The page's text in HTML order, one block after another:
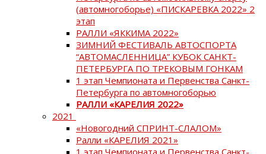
(автомногоборье) «ПИСКАРЕВКА 2022» 2
этап
РАЛЛИ «ЯККИМА 2022»
ЗИМНИЙ ФЕСТИВАЛЬ АВТОСПОРТА
“АВТОМАСЛЕННИЦА” КУБОК САНКТ-
ПЕТЕРБУРГА ПО ТРЕКОВЫМ ГОНКАМ
1 этап Чемпионата и Первенства Санкт-
Петербурга по автомногоборью
РАЛЛИ «КАРЕЛИЯ 2022»
2021
«Новогодний СПРИНТ-СЛАЛОМ»
Ралли «КАРЕЛИЯ 2021»
1 этап Чемпионата и Первенства Санкт-